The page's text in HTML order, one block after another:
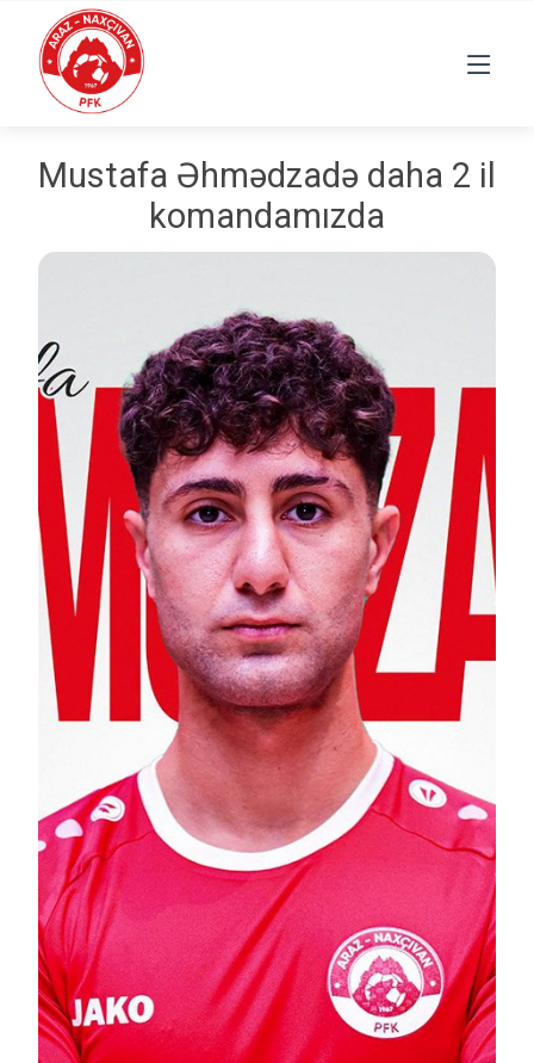
Mustafa Əhmədzadə daha 2 il
komandamızda